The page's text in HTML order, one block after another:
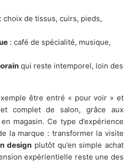
: choix de tissus, cuirs, pieds,
: café de spécialité, musique,
qui reste intemporel, loin des
être entré « pour voir » et
complet de salon, grâce aux
magasin. Ce type d’expérience
la marque : transformer la visite
design plutôt qu’en simple achat
expérientielle reste une des